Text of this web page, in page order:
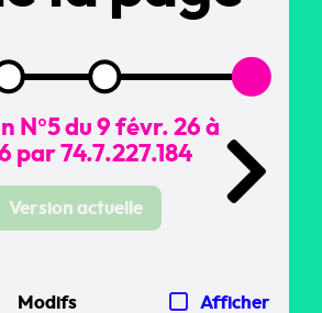
N°5 du 9 févr. 26 à
par 74.7.227.184
Version actuelle
Modifs
Afficher